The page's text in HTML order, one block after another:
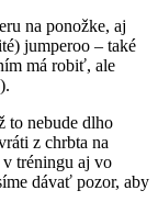
na ponožke, aj
jumperoo – také
má robiť, ale
to nebude dlho
z chrbta na
v tréningu aj vo
dávať pozor, aby